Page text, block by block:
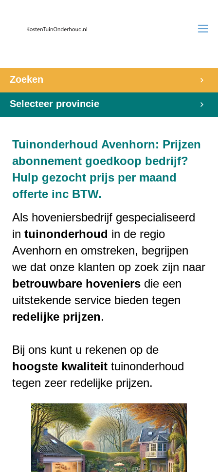
Zoeken
Selecteer provincie
Tuinonderhoud Avenhorn: Prijzen
abonnement goedkoop bedrijf?
Hulp gezocht prijs per maand
offerte inc BTW.
Als hoveniersbedrijf gespecialiseerd
in tuinonderhoud in de regio
Avenhorn en omstreken, begrijpen
we dat onze klanten op zoek zijn naar
betrouwbare hoveniers die een
uitstekende service bieden tegen
redelijke prijzen.
Bij ons kunt u rekenen op de
hoogste kwaliteit tuinonderhoud
tegen zeer redelijke prijzen.